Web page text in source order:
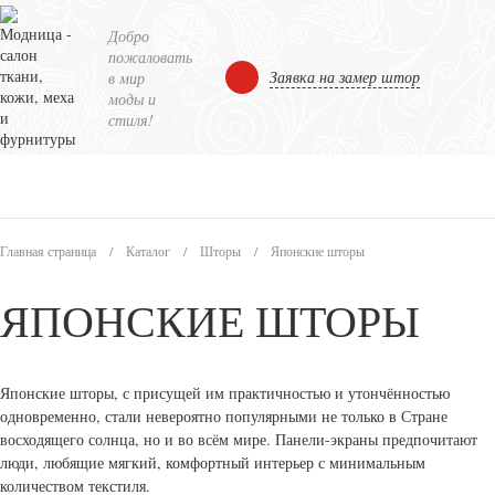
Добро
пожаловать
в мир
моды и
стиля!
Заявка на замер штор
Главная страница / Каталог / Шторы / Японские шторы
ЯПОНСКИЕ ШТОРЫ
Японские шторы, с присущей им практичностью и утончённостью
одновременно, стали невероятно популярными не только в Стране
восходящего солнца, но и во всём мире. Панели-экраны предпочитают
люди, любящие мягкий, комфортный интерьер с минимальным
количеством текстиля.